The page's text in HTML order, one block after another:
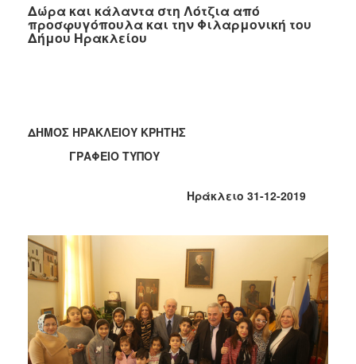
2022
2021
2017
2016
2011
2010
2006
Δώρα και κάλαντα στη Λότζια από
προσφυγόπουλα και την Φιλαρμονική του
Δήμου Ηρακλείου
ΔΗΜΟΣ ΗΡΑΚΛΕΙΟΥ ΚΡΗΤΗΣ
ΓΡΑΦΕΙΟ ΤΥΠΟΥ
Ηράκλειο 31-12-2019